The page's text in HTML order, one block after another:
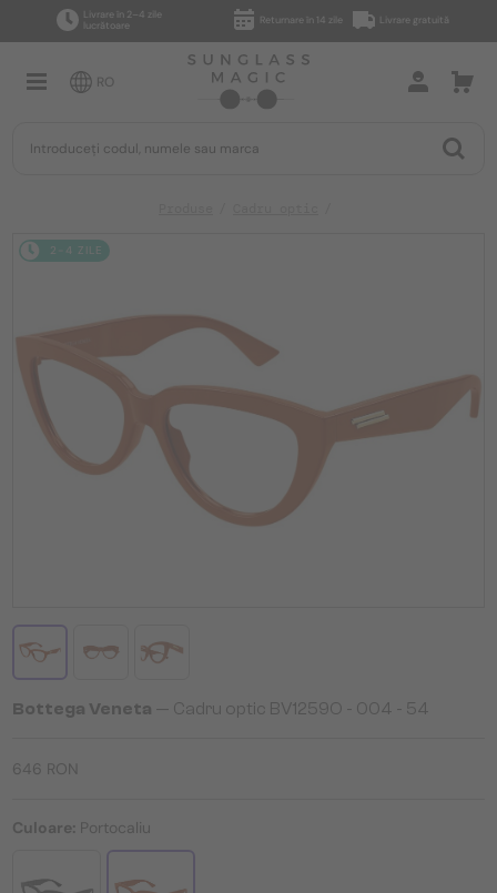
Livrare în 2–4 zile
lucrătoare
Returnare în 14 zile Livrare gratuită
RO
2-4 ZILE
Bottega Veneta — Cadru optic BV1259O - 004 - 54
646 RON
Culoare: Portocaliu